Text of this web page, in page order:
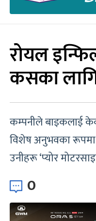
रोयल
कसका
कम्पनीले बाइकलाई
विशेष अनुभवका
उनीहरू ‘प्योर
0